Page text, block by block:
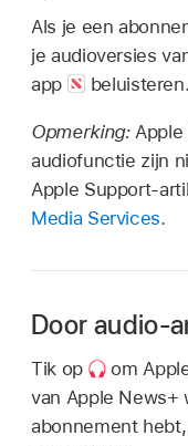
Als je een
je audioversies
app
beluisteren.
Opmerking:
audiofunctie zijn
Apple Support-
Media Services.
Door audio-
Tik op
om
van Apple News+
abonnement